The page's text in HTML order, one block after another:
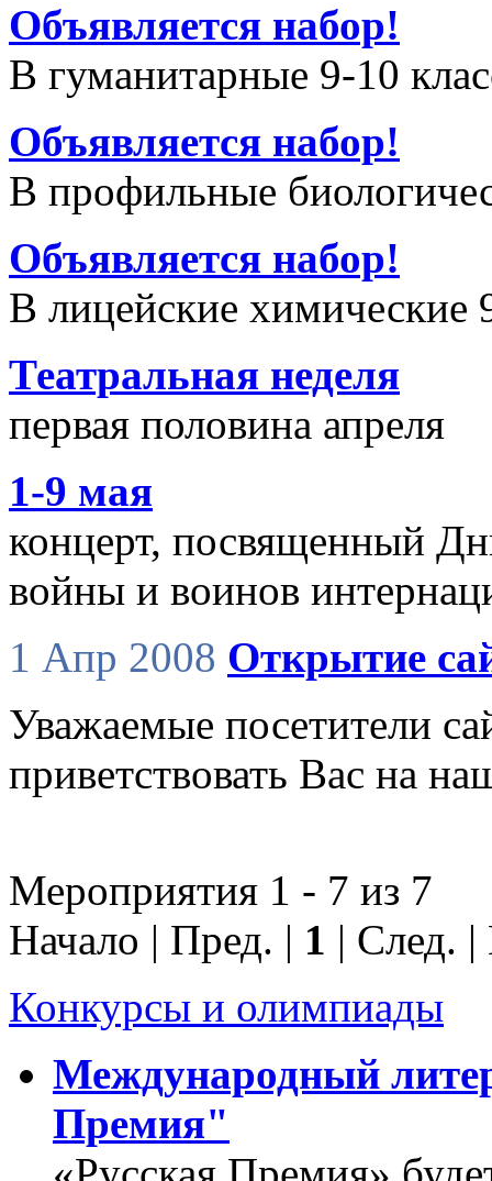
Объявляется набор!
В гуманитарные 9-10
Объявляется набор!
В профильные
Объявляется набор!
В лицейские химические
Театральная неделя
первая половина апреля
1-9 мая
концерт, посвященный
войны и воинов
1 Апр 2008 Открытие
Уважаемые посетители
приветствовать Вас на
Мероприятия 1 - 7 из 7
Начало | Пред. | 1 | След.
Конкурсы и олимпиады
Международный
Премия"